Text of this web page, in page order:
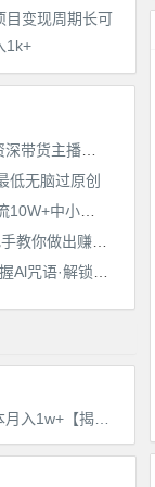
目变现周期长可
1k+
婉婉主播拉新实操课（新版）流程化讲解资深带货主播，让每个人都成为经得起考验的主播
低无脑过原创
2022秋秋线上流量密训16.0：包含暴力引流10W+中小卖家流量破局技巧等等
36天视频号掘金营，0基础不用担心，手把手教你做出赚钱视频号，开启高薪副业！
AI写作变现进击营，AI时代的“炼金术”，掌握Al咒语·解锁写作潜能
1w+【揭秘】